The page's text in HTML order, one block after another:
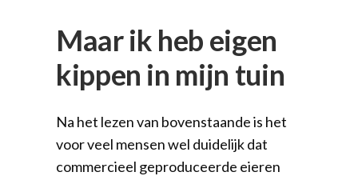
Maar ik heb eigen
kippen in mijn tuin
Na het lezen van bovenstaande is het
voor veel mensen wel duidelijk dat
commercieel geproduceerde eieren